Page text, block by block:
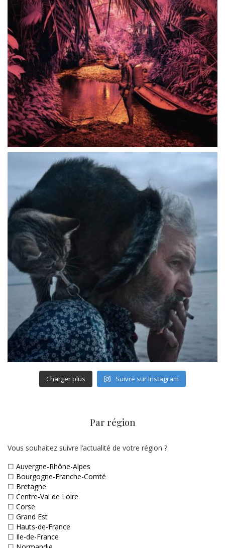
Charger plus Suivre sur Instagram
Par région
Vous souhaitez suivre l’actualité de votre région ?
☐ Auvergne-Rhône-Alpes
☐ Bourgogne-Franche-Comté
☐ Bretagne
☐ Centre-Val de Loire
☐ Corse
☐ Grand Est
☐ Hauts-de-France
☐ Ile-de-France